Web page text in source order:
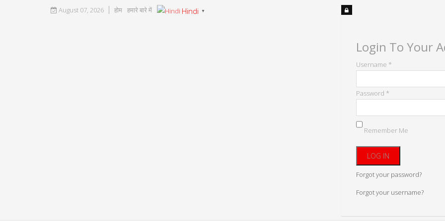
August 07, 2026 होम हमारे बारे में Hindi ▼
Login To Your
Username *
Password *
Remember Me
Forgot your password?
Forgot your username?